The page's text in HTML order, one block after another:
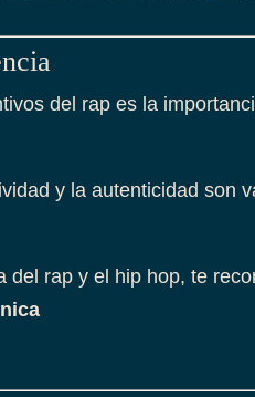
del rap es la
y la autenticidad son
del rap y el hip hop, te